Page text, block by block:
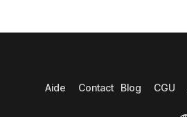
Aide Contact Blog CGU